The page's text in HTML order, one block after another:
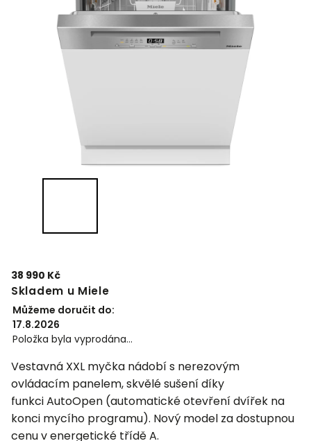
38 990 Kč
Skladem u Miele
Můžeme doručit do:
17.8.2026
Položka byla vyprodána…
Vestavná XXL myčka nádobí s nerezovým
ovládacím panelem, skvělé sušení díky
funkci AutoOpen (automatické otevření dvířek na
konci mycího programu). Nový model za dostupnou
cenu v energetické třídě A.